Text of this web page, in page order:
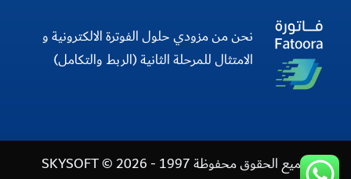
نحن من مزودي حلول الفوترة الالكترونية و
الامتثال للمرحلة الثانية (الربط والتكامل)
جميع الحقوق محفوظة 1997 - 2026 © SKYSOFT